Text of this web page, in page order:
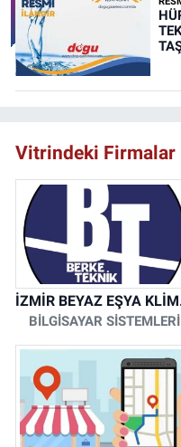
Vitrindeki Firmalar
BİLGİSAYAR SİSTEMLERİ